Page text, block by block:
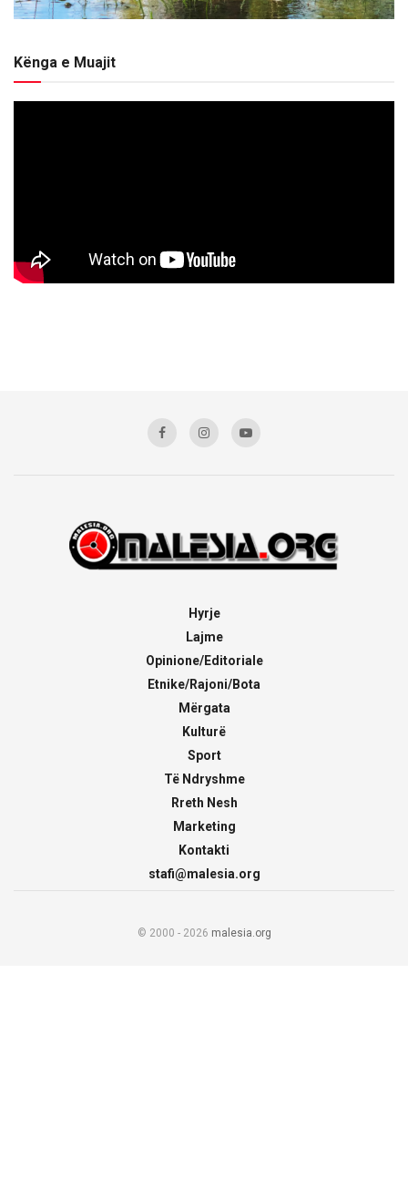
Kënga e Muajit
Hyrje
Lajme
Opinione/Editoriale
Etnike/Rajoni/Bota
Mërgata
Kulturë
Sport
Të Ndryshme
Rreth Nesh
Marketing
Kontakti
stafi@malesia.org
© 2000 - 2026 malesia.org